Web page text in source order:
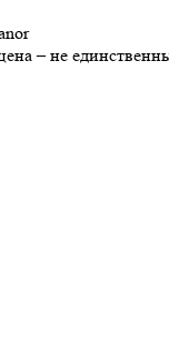
– не